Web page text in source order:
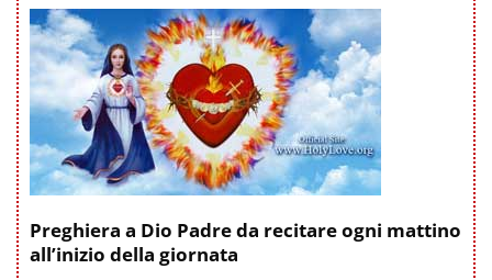
Preghiera a Dio Padre da recitare ogni mattino
all’inizio della giornata